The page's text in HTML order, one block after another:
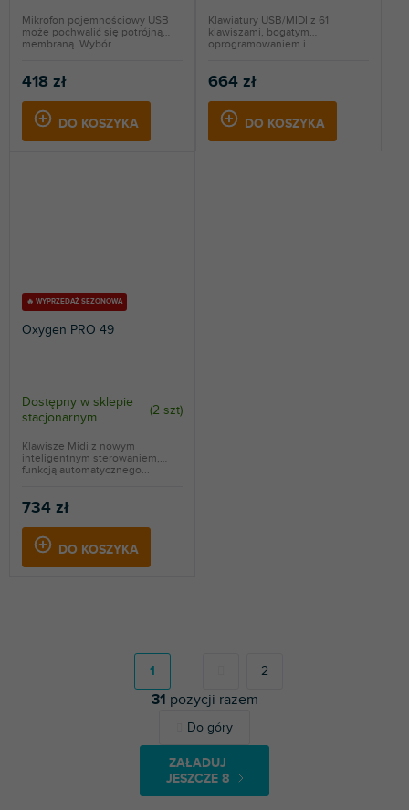
418 zł
DO KOSZYKA
Mikrofon pojemnościowy USB
może pochwalić się potrójną
membraną. Wybór...
664 zł
DO KOSZYKA
Klawiatury USB/MIDI z 61
klawiszami, bogatym
oprogramowaniem i
🔥 WYPRZEDAŻ SEZONOWA
Oxygen PRO 49
Dostępny w sklepie
stacjonarnym
(2 szt)
734 zł
DO KOSZYKA
Klawisze Midi z nowym
inteligentnym sterowaniem,
funkcją automatycznego...
K
o
n
t
ZAŁADUJ
JESZCZE 8
n
c
j
a
1 2
31 pozycji razem
Do góry